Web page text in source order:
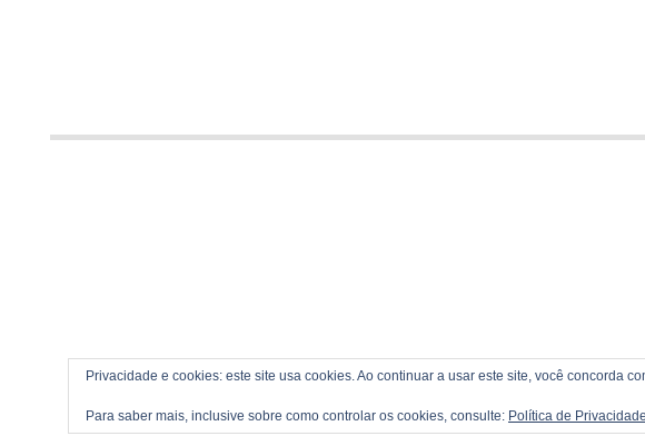
Privacidade e cookies: este site usa cookies. Ao continuar a usar este site, você concorda
Para saber mais, inclusive sobre como controlar os cookies, consulte: Política de Privacidade